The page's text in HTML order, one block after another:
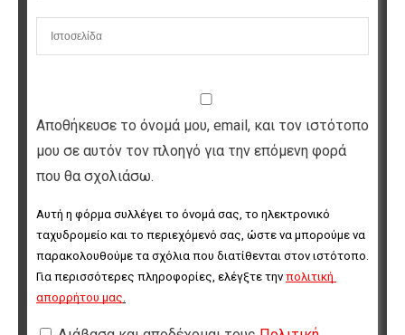
Αποθήκευσε το όνομά μου, email, και τον ιστότοπο
μου σε αυτόν τον πλοηγό για την επόμενη φορά
που θα σχολιάσω.
Αυτή η φόρμα συλλέγει το όνομά σας, το ηλεκτρονικό
ταχυδρομείο και το περιεχόμενό σας, ώστε να μπορούμε να
παρακολουθούμε τα σχόλια που διατίθενται στον ιστότοπο.
Για περισσότερες πληροφορίες, ελέγξτε την πολιτική
απορρήτου μας.